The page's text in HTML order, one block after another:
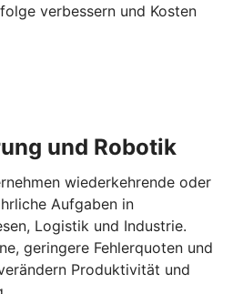
verbessern und Kosten
und Robotik
wiederkehrende oder
Aufgaben in
Logistik und Industrie.
geringere Fehlerquoten und
Produktivität und